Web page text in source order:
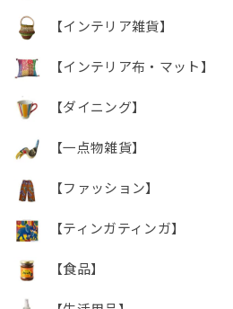
【インテリア雑貨】
【インテリア布・マット】
【ダイニング】
【一点物雑貨】
【ファッション】
【ティンガティンガ】
【食品】